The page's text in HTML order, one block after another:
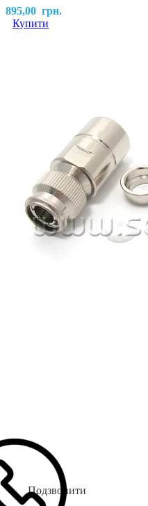
895,00 грн.
Купити
Подзвонити